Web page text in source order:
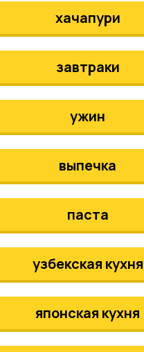
хачапури
завтраки
ужин
выпечка
паста
узбекская кухня
японская кухня